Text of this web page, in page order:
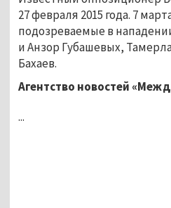
27 февраля 2015 года. 7
подозреваемые в
и Анзор Губашевых,
Бахаев.
Агентство новостей
...